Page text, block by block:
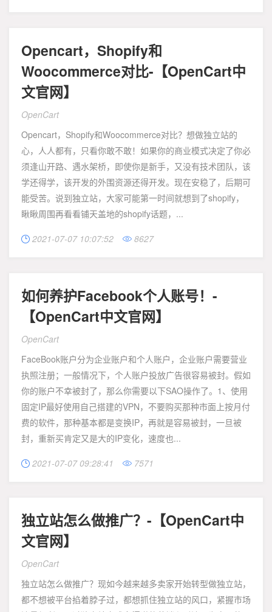
Opencart，Shopify和
Woocommerce对比-【OpenCart中
文官网】
OpenCart
Opencart，Shopify和Woocommerce对比？想做独立站的
心，人人都有，只看你敢不敢！如果你的商业模式决定了你必
须逢山开路、遇水架桥，即使你是新手，又没有技术团队，该
学还得学，该开发的外围资源还得开发。现在安稳了，后期可
能受苦。说到独立站，大家可能第一时间就想到了shopify，
瞅瞅周围再看看铺天盖地的shopify话题，...
 2021-07-07 10:07:52  8627
如何养护Facebook个人账号！-
【OpenCart中文官网】
OpenCart
FaceBook账户分为企业账户和个人账户，企业账户需要营业
执照注册；一般情况下，个人账户投放广告很容易被封。假如
你的账户不幸被封了，那么你需要以下SAO操作了。1、使用
固定IP最好使用自己搭建的VPN，不要购买那种市面上按月付
费的软件，那种基本都是变换IP，再就是容易被封，一旦被
封，重新买肯定又是大的IP变化，速度也...
 2021-07-07 09:28:41  7571
独立站怎么做推广？-【OpenCart中
文官网】
OpenCart
独立站怎么做推广？现如今越来越多卖家开始转型做独立站，
都不想被平台掐着脖子过，都想抓住独立站的风口，紧握市场